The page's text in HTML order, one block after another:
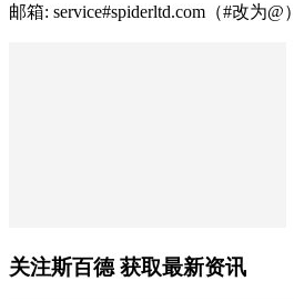
邮箱: service#spiderltd.com（#改为@）
关注斯百德 获取最新资讯